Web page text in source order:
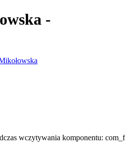
-
wczytywania komponentu: